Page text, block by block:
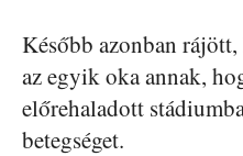
Később azonban
az egyik oka annak,
előrehaladott
betegséget.